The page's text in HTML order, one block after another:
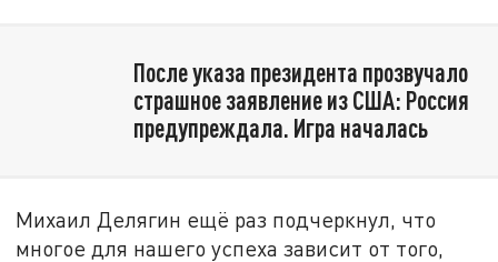
После указа президента прозвучало
страшное заявление из США: Россия
предупреждала. Игра началась
Михаил Делягин ещё раз подчеркнул, что
многое для нашего успеха зависит от того,